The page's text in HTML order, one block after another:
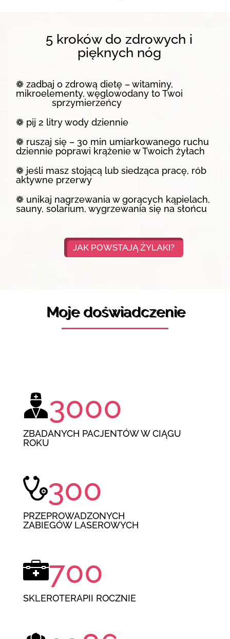
5 kroków do zdrowych i
pięknych nóg
❁ zadbaj o zdrową dietę – witaminy,
mikroelementy, węglowodany to Twoi
sprzymierzeńcy
❁ pij 2 litry wody dziennie
❁ ruszaj się – 30 min umiarkowanego ruchu
dziennie poprawi krążenie w Twoich żyłach
❁ jeśli masz stojącą lub siedząca pracę, rób
aktywne przerwy
❁ unikaj nagrzewania w gorących kąpielach,
sauny, solarium, wygrzewania się na słońcu
JAK POWSTAJĄ ŻYLAKI?
Moje doświadczenie
3000
ZBADANYCH PACJENTÓW W CIĄGU
ROKU
300
PRZEPROWADZONYCH
ZABIEGÓW LASEROWYCH
700
SKLEROTERAPII ROCZNIE